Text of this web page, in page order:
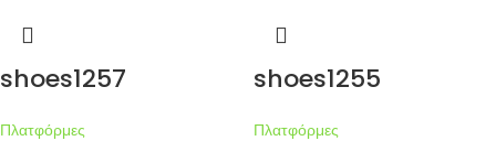
shoes1257
Πλατφόρμες
shoes1255
Πλατφόρμες